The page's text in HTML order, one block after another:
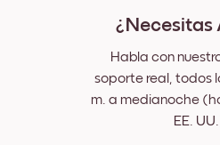
¿Necesitas
Habla con
soporte real, todos
m. a medianoche
EE.